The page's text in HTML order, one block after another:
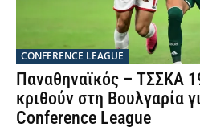
CONFERENCE LEAGUE
Παναθηναϊκός – ΤΣΣΚΑ
κριθούν στη Βουλγαρία
Conference League